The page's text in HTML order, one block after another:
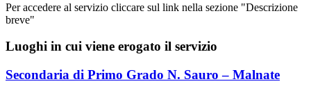
Per accedere al servizio cliccare sul link nella sezione "Descrizione
breve"
Luoghi in cui viene erogato il servizio
Secondaria di Primo Grado N. Sauro – Malnate